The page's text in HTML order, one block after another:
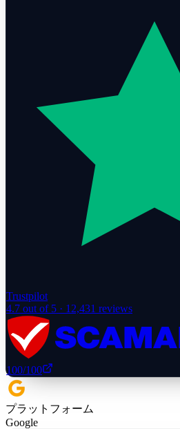
Trustpilot
4.7 out of 5 · 12,431 reviews
100/100
プラットフォーム
Google